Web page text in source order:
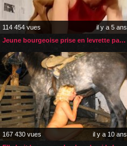
114 454 vues
il y a 5 ans
Jeune bourgeoise prise en levrette par son chien
167 430 vues
il y a 10 ans